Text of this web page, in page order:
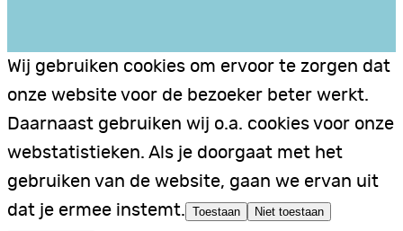
Wij gebruiken cookies om ervoor te zorgen dat
onze website voor de bezoeker beter werkt.
Daarnaast gebruiken wij o.a. cookies voor onze
webstatistieken. Als je doorgaat met het
gebruiken van de website, gaan we ervan uit
dat je ermee instemt. Toestaan Niet toestaan